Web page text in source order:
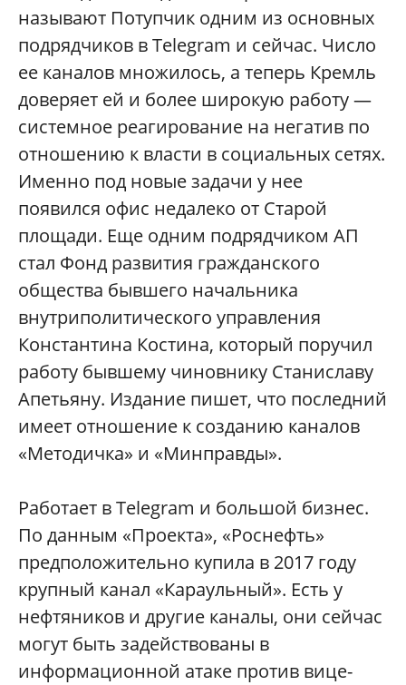
называют Потупчик одним из основных
подрядчиков в Telegram и сейчас. Число
ее каналов множилось, а теперь Кремль
доверяет ей и более широкую работу —
системное реагирование на негатив по
отношению к власти в социальных сетях.
Именно под новые задачи у нее
появился офис недалеко от Старой
площади. Еще одним подрядчиком АП
стал Фонд развития гражданского
общества бывшего начальника
внутриполитического управления
Константина Костина, который поручил
работу бывшему чиновнику Станиславу
Апетьяну. Издание пишет, что последний
имеет отношение к созданию каналов
«Методичка» и «Минправды».
Работает в Telegram и большой бизнес.
По данным «Проекта», «Роснефть»
предположительно купила в 2017 году
крупный канал «Караульный». Есть у
нефтяников и другие каналы, они сейчас
могут быть задействованы в
информационной атаке против вице-